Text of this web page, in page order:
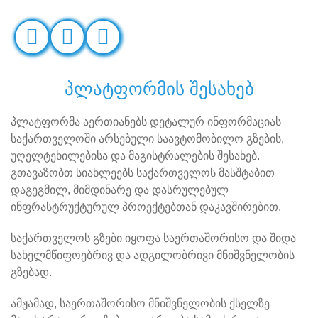
პლატფორმის შესახებ
პლატფორმა აერთიანებს დეტალურ ინფორმაციას
საქართველოში არსებული საავტომობილო გზების,
უღელტეხილებისა და მაგისტრალების შესახებ.
გთავაზობთ სიახლეებს საქართველოს მასშტაბით
დაგეგმილ, მიმდინარე და დასრულებულ
ინფრასტრუქტურულ პროექტებთან დაკავშირებით.
საქართველოს გზები იყოფა საერთაშორისო და შიდა
სახელმწიფოებრივ და ადგილობრივი მნიშვნელობის
გზებად.
ამჟამად, საერთაშორისო მნიშვნელობის ქსელზე